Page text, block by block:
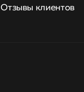
Отзывы клиентов